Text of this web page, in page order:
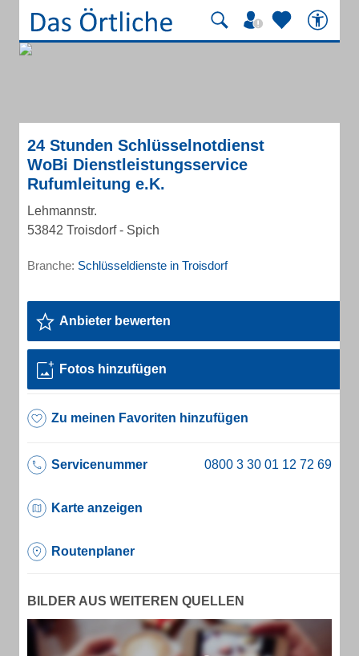
24 Stunden Schlüsselnotdienst
WoBi Dienstleistungsservice
Rufumleitung e.K.
Lehmannstr.
53842 Troisdorf - Spich
Branche: Schlüsseldienste in Troisdorf
Anbieter bewerten
Fotos hinzufügen
Zu meinen Favoriten hinzufügen
Servicenummer
Karte anzeigen
Routenplaner
BILDER AUS WEITEREN QUELLEN